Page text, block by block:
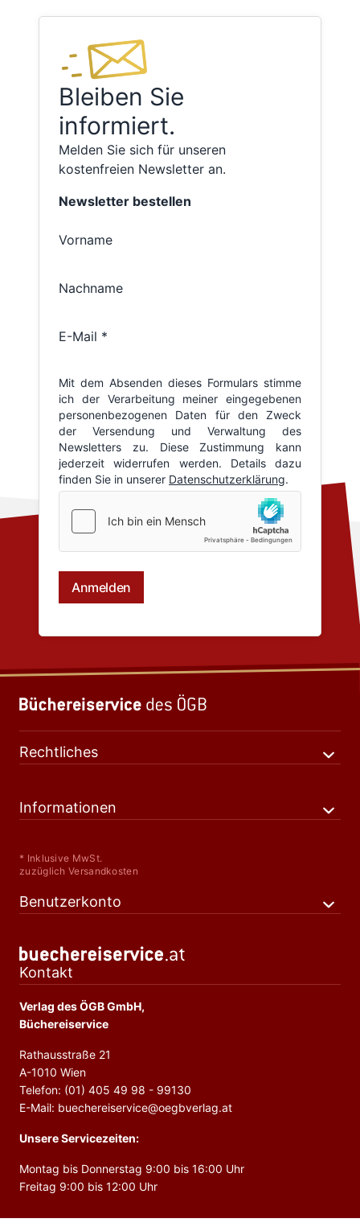
Bleiben Sie
informiert.
Melden Sie sich für unseren
kostenfreien Newsletter an.
Rechtliches
Informationen
* Inklusive MwSt.
zuzüglich Versandkosten
Benutzerkonto
Kontakt
Verlag des ÖGB GmbH,
Büchereiservice
Rathausstraße 21
A-1010 Wien
Telefon: (01) 405 49 98 - 99130
E-Mail: buechereiservice@oegbverlag.at
Unsere Servicezeiten:
Montag bis Donnerstag 9:00 bis 16:00 Uhr
Freitag 9:00 bis 12:00 Uhr